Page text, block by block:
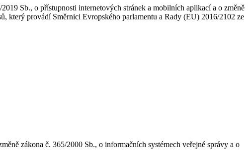
Sb., o přístupnosti internetových stránek a mobilních aplikací a o změně
který provádí Směrnici Evropského parlamentu a Rady (EU) 2016/2102 ze
zákona č. 365/2000 Sb., o informačních systémech veřejné správy a o